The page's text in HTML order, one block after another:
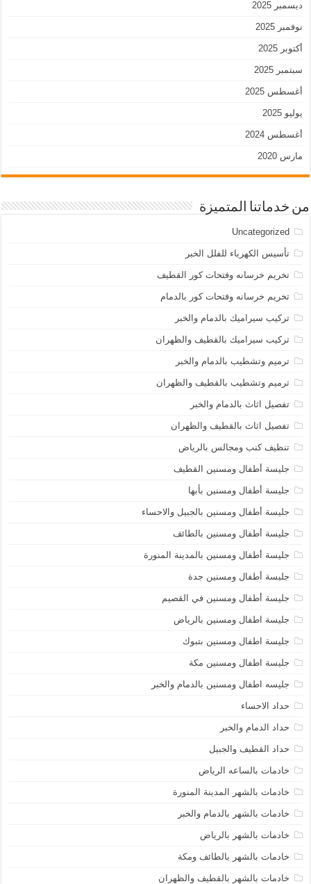
ديسمبر 2025
نوفمبر 2025
أكتوبر 2025
سبتمبر 2025
أغسطس 2025
يوليو 2025
أغسطس 2024
مارس 2020
من خدماتنا المتميزة
Uncategorized
تأسيس الكهرباء للفلل الخبر
تخريم خرسانه وفتحات كور القطيف
تخريم خرسانه وفتحات كور بالدمام
تركيب سيراميك بالدمام والخبر
تركيب سيراميك بالقطيف والظهران
ترميم وتشطيب بالدمام والخبر
ترميم وتشطيب بالقطيف والظهران
تفصيل اثاث بالدمام والخبر
تفصيل اثاث بالقطيف والظهران
تنظيف كنب ومجالس بالرياض
جليسة أطفال ومسنين القطيف
جليسة أطفال ومسنين بأبها
جليسة أطفال ومسنين بالجبيل والاحساء
جليسة أطفال ومسنين بالطائف
جليسة أطفال ومسنين بالمدينة المنورة
جليسة أطفال ومسنين جدة
جليسة أطفال ومسنين في القصيم
جليسة اطفال ومسنين بالرياض
جليسة اطفال ومسنين بتبوك
جليسة اطفال ومسنين مكة
جليسه اطفال ومسنين بالدمام والخبر
حداد الاحساء
حداد الدمام والخبر
حداد القطيف والجبيل
خادمات بالساعه الرياض
خادمات بالشهر المدينة المنورة
خادمات بالشهر بالدمام والخبر
خادمات بالشهر بالرياض
خادمات بالشهر بالطائف ومكة
خادمات بالشهر بالقطيف والظهران